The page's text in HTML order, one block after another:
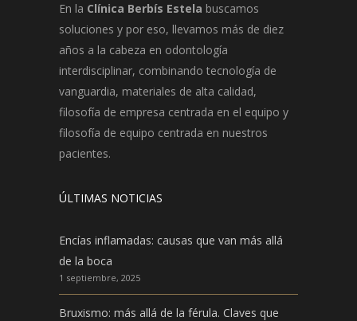
En la Clínica Berbís Estela buscamos
soluciones y por eso, llevamos más de diez
años a la cabeza en odontología
interdisciplinar, combinando tecnología de
vanguardia, materiales de alta calidad,
filosofía de empresa centrada en el equipo y
filosofía de equipo centrada en nuestros
pacientes.
ÚLTIMAS NOTICIAS
Encías inflamadas: causas que van más allá
de la boca
1 septiembre, 2025
Bruxismo: más allá de la férula. Claves que